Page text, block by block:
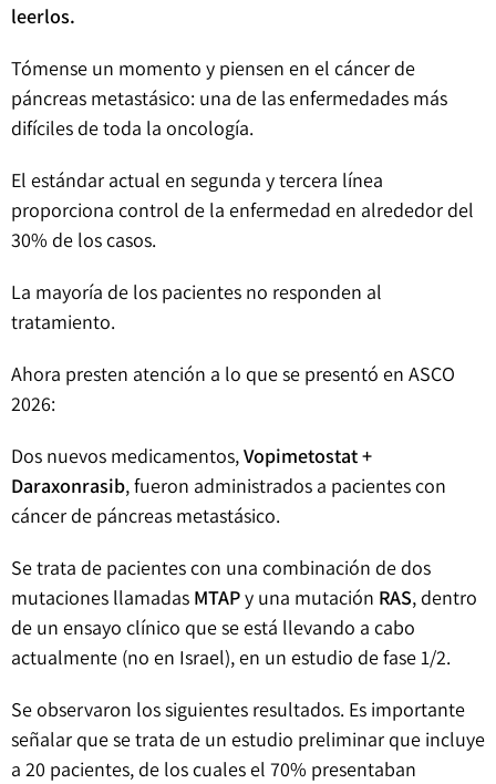
leerlos.
Tómense un momento y piensen en el cáncer de
páncreas metastásico: una de las enfermedades más
difíciles de toda la oncología.
El estándar actual en segunda y tercera línea
proporciona control de la enfermedad en alrededor del
30% de los casos.
La mayoría de los pacientes no responden al
tratamiento.
Ahora presten atención a lo que se presentó en ASCO
2026:
Dos nuevos medicamentos,Vopimetostat +
Daraxonrasib, fueron administrados a pacientes con
cáncer de páncreas metastásico.
Se trata de pacientes con una combinación de dos
mutaciones llamadas MTAPy una mutación RAS, dentro
de un ensayo clínico que se está llevando a cabo
actualmente (no en Israel), en un estudio de fase 1/2.
Se observaron los siguientes resultados. Es importante
señalar que se trata de un estudio preliminar que incluye
a 20 pacientes, de los cuales el 70% presentaban